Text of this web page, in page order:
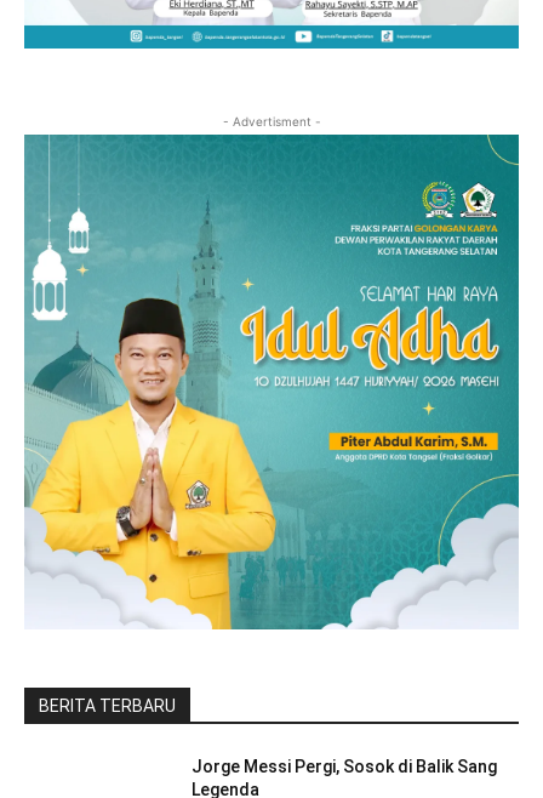
- Advertisment -
BERITA TERBARU
Jorge Messi Pergi, Sosok di Balik Sang
Legenda